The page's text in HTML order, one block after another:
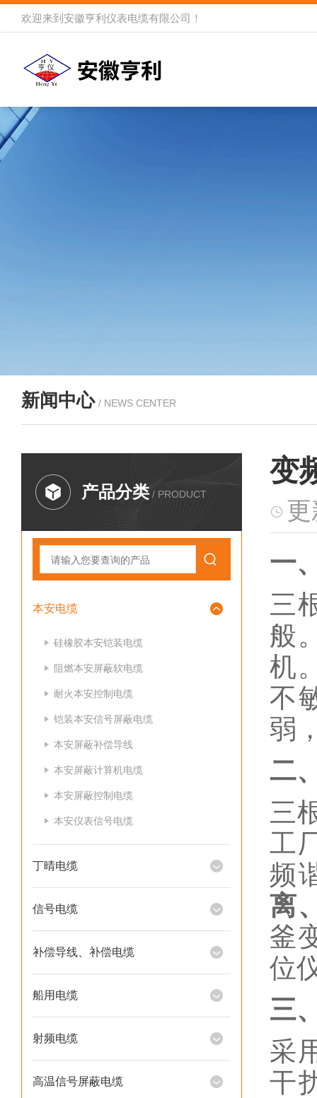
欢迎来到 安徽亨利仪表电缆有限公司 ！
新闻中心 / NEWS CENTER
产品分类 / PRODUCT
本安电缆
硅橡胶本安铠装电缆
阻燃本安屏蔽软电缆
耐火本安控制电缆
铠装本安信号屏蔽电缆
本安屏蔽补偿导线
本安屏蔽计算机电缆
本安屏蔽控制电缆
本安仪表信号电缆
丁晴电缆
信号电缆
补偿导线、补偿电缆
船用电缆
射频电缆
高温信号屏蔽电缆
变
一
三
般
机
不
弱
二
三
工
频
离
釜
位
三
采
干